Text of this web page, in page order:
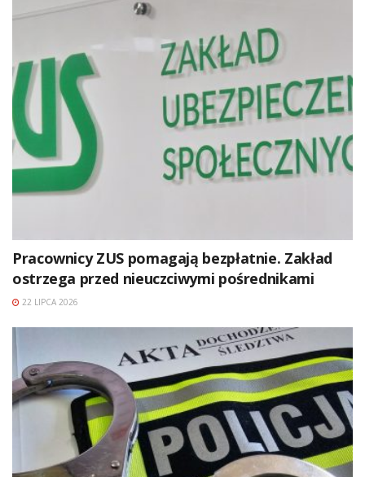
Pracownicy ZUS pomagają bezpłatnie. Zakład
ostrzega przed nieuczciwymi pośrednikami
22 LIPCA 2026